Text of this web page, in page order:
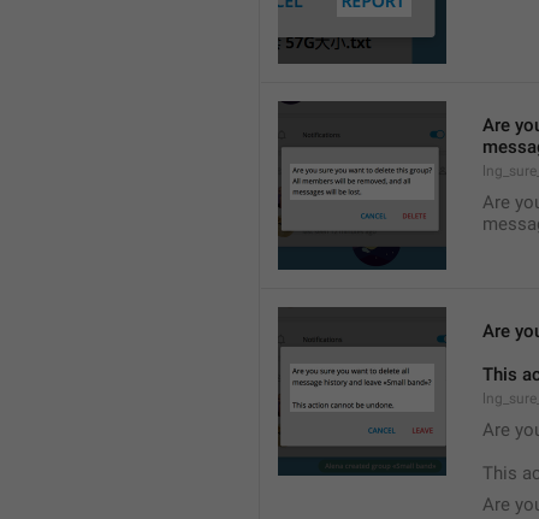
Are
Are
Are
This
Are
This
Are